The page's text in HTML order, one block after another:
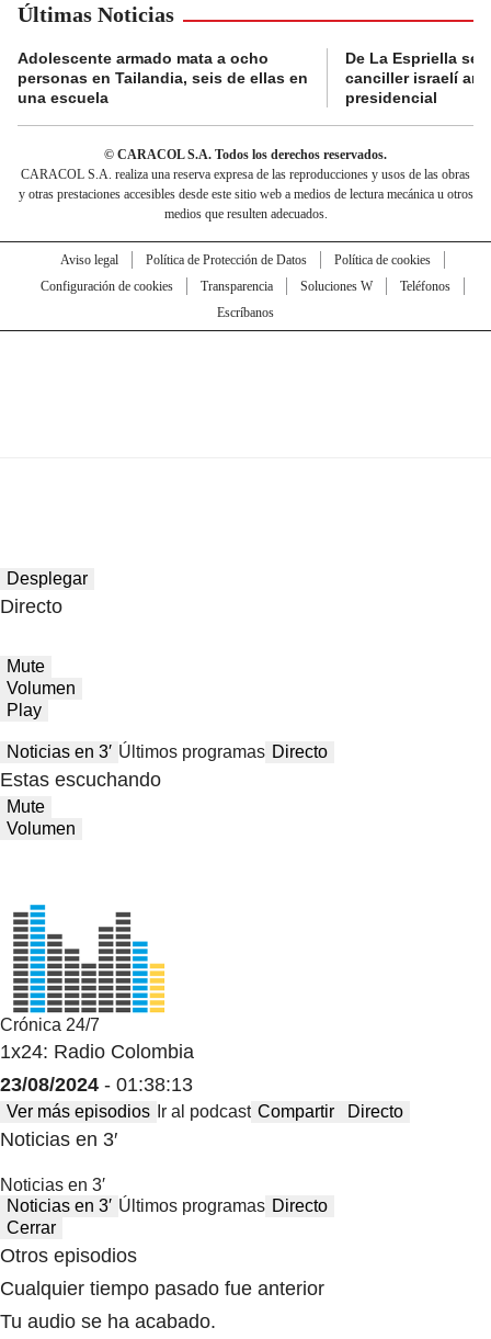
Últimas Noticias
Adolescente armado mata a ocho
personas en Tailandia, seis de ellas en
una escuela
De La Espriella se
canciller israelí
presidencial
© CARACOL S.A. Todos los derechos reservados.
CARACOL S.A. realiza una reserva expresa de las reproducciones y usos de las obras
y otras prestaciones accesibles desde este sitio web a medios de lectura mecánica u otros
medios que resulten adecuados.
Aviso legal Política de Protección de Datos
Política de cookies
Configuración de cookies
Transparencia Soluciones W
Teléfonos
Escríbanos
Desplegar
Directo
Mute
Volumen
Play
Noticias en 3′ Últimos programas Directo
Estas escuchando
Mute
Volumen
Crónica 24/7
1x24: Radio Colombia
23/08/2024 - 01:38:13
Ver más episodios Ir al podcast Compartir Directo
Noticias en 3′
Noticias en 3′
Noticias en 3′ Últimos programas Directo
Cerrar
Otros episodios
Cualquier tiempo pasado fue anterior
Tu audio se ha acabado.